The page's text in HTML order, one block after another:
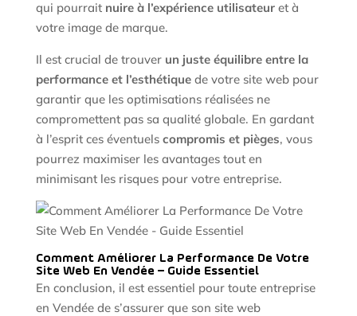
qui pourrait nuire à l’expérience utilisateuret à
votre image de marque.
Il est crucial de trouver un juste équilibre entre la
performance et l’esthétiquede votre site web pour
garantir que les optimisations réalisées ne
compromettent pas sa qualité globale. En gardant
à l’esprit ces éventuels compromis et pièges, vous
pourrez maximiser les avantages tout en
minimisant les risques pour votre entreprise.
Comment Améliorer La Performance De Votre
Site Web En Vendée – Guide Essentiel
En conclusion, il est essentiel pour toute entreprise
en Vendée de s’assurer que son site web